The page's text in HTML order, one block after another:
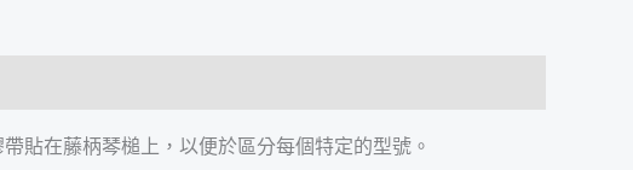
貼在藤柄琴槌上，以便於區分每個特定的型號。